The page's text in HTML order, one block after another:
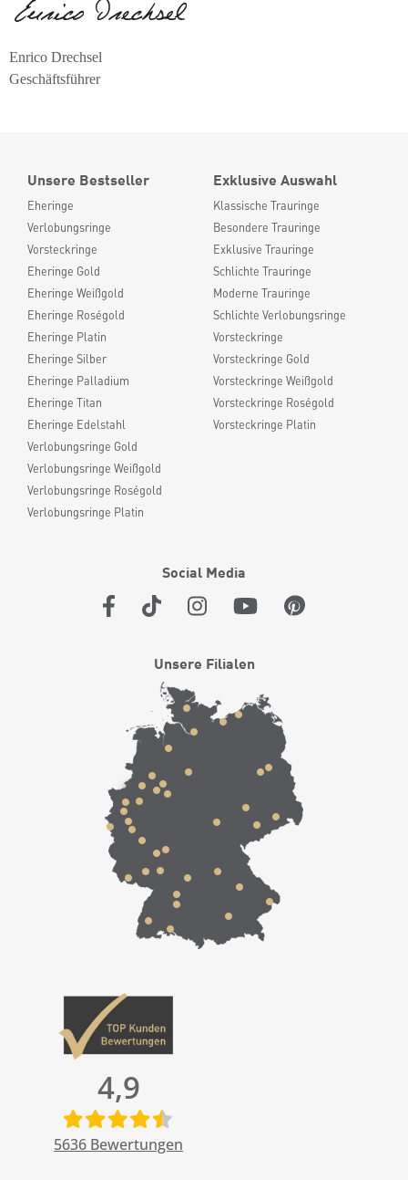
Enrico Drechsel
Geschäftsführer
Unsere Bestseller
Eheringe
Verlobungsringe
Vorsteckringe
Eheringe Gold
Eheringe Weißgold
Eheringe Roségold
Eheringe Platin
Eheringe Silber
Eheringe Palladium
Eheringe Titan
Eheringe Edelstahl
Verlobungsringe Gold
Verlobungsringe Weißgold
Verlobungsringe Roségold
Verlobungsringe Platin
Exklusive Auswahl
Klassische Trauringe
Besondere Trauringe
Exklusive Trauringe
Schlichte Trauringe
Moderne Trauringe
Schlichte Verlobungsringe
Vorsteckringe
Vorsteckringe Gold
Vorsteckringe Weißgold
Vorsteckringe Roségold
Vorsteckringe Platin
Social Media
Unsere Filialen
4,9
5636 Bewertungen